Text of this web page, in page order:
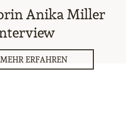
Anika Miller
MEHR ERFAHREN